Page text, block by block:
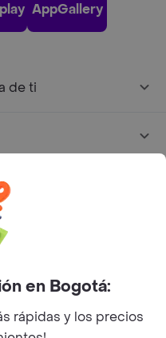
AppGallery
de ti
Instagram
reserved.
en Bogotá:
rápidas y los precios